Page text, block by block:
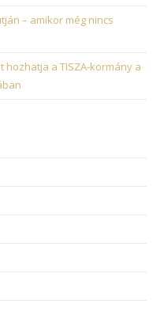
– amikor még nincs
hozhatja a TISZA-kormány a